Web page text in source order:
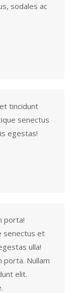
sodales ac
tincidunt
senectus
egestas!
porta!
senectus et
ulla!
porta. Nullam
elit.